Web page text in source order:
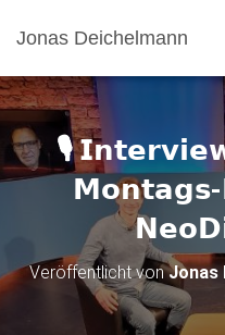
Jonas Deichelmann
🎙
Veröffentlicht vonJonas